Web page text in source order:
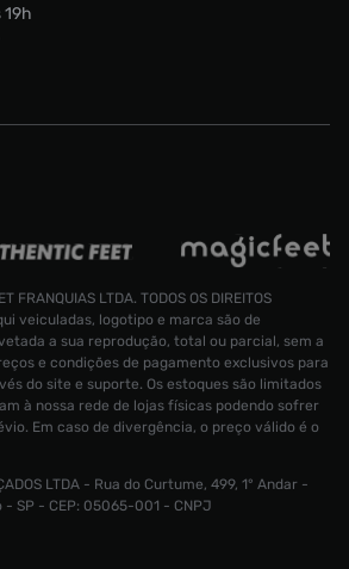
Tênis adidas Forum 84 Low Masculino
FRANQUIAS LTDA. TODOS OS DIREITOS
veiculadas, logotipo e marca são de
a sua reprodução, total ou parcial, sem a
e condições de pagamento exclusivos para
do site e suporte. Os estoques são limitados
à nossa rede de lojas físicas podendo sofrer
Em caso de divergência, o preço válido é o
LTDA - Rua do Curtume, 499, 1° Andar -
- SP - CEP: 05065-001 - CNPJ